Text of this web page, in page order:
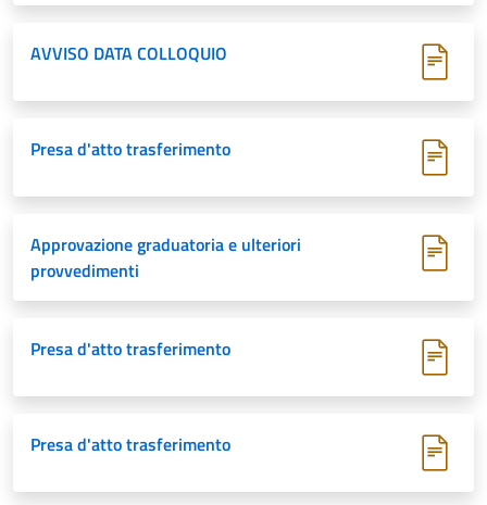
AVVISO DATA COLLOQUIO
Presa d'atto trasferimento
Approvazione graduatoria e ulteriori
provvedimenti
Presa d'atto trasferimento
Presa d'atto trasferimento